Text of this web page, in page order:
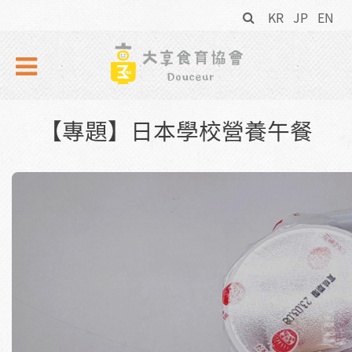
KR JP EN
搜
尋
表
【專題】日本學校營養午餐